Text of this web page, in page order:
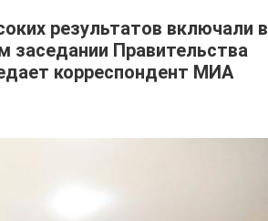
результатов включали в
заседании Правительства
корреспондент МИА